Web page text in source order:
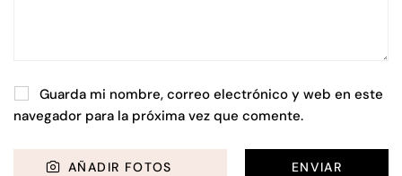
Guarda mi nombre, correo electrónico y web en este
navegador para la próxima vez que comente.
AÑADIR FOTOS